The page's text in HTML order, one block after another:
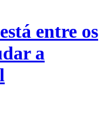
entre os
a